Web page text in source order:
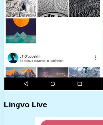
Lingvo Live